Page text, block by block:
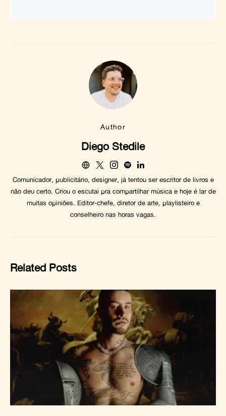
Author
Diego Stedile
Comunicador, publicitário, designer, já tentou ser escritor de livros e
não deu certo. Criou o escutai pra compartilhar música e hoje é lar de
muitas opiniões. Editor-chefe, diretor de arte, playlisteiro e
conselheiro nas horas vagas.
Related Posts